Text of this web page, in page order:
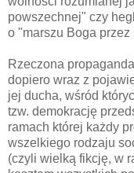
powszechnej" czy
o "marszu Boga przez
Rzeczona
dopiero wraz z
jej ducha, wśród
tzw. demokrację
ramach której każdy
wszelkiego rodzaju
(czyli wielką fikcję, w